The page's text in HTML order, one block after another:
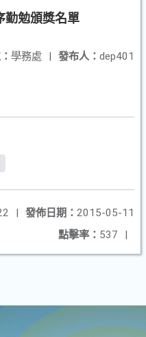
勤勉頒獎名單
發布人： dep401
學務處 |
發佈日期： 2015-05-11
|
點擊率： 537 |